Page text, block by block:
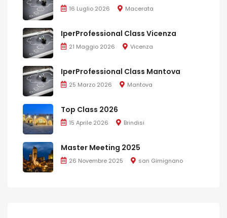
16 Luglio 2026 Macerata
IperProfessional Class Vicenza
21 Maggio 2026 Vicenza
IperProfessional Class Mantova
25 Marzo 2026 Mantova
Top Class 2026
15 Aprile 2026 Brindisi
Master Meeting 2025
26 Novembre 2025 san Gimignano